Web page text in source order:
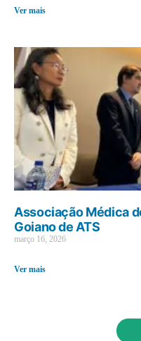
Ver mais
Associação Médica
Goiano de ATS
março 16, 2026
Ver mais